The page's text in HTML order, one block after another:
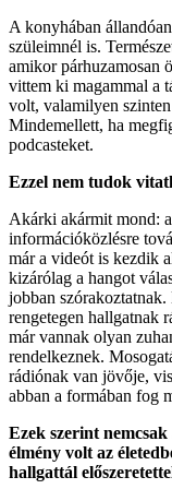
A konyhában
szüleimnél is.
amikor párhuzamosan
vittem ki magammal a
volt, valamilyen
Mindemellett, ha
podcasteket.
Ezzel nem tudok
Akárki akármit mond:
információközlésre
már a videót is kezdik
kizárólag a hangot
jobban
rengetegen hallgatnak
már vannak olyan
rendelkeznek.
rádiónak van jövője,
abban a formában fog
Ezek szerint
élmény volt az
hallgattál